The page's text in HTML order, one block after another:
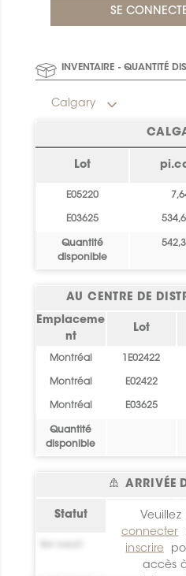
INVENTAIRE - QUANTITÉ
Calgary
Lot
E05220
E03625
Quantité
disponible
AU CENTRE DE
Emplaceme
nt
Lot
Montréal 1E02422
Montréal E02422
Montréal E03625
Quantité
disponible
ARRIVÉE
Statut pi.ca.
0
Veuillez
connecter
inscrire
accès